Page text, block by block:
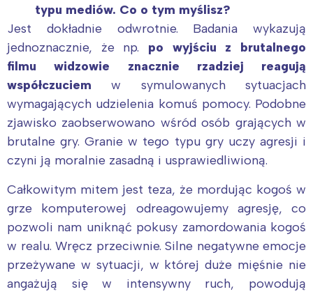
typu mediów. Co o tym myślisz?
Jest dokładnie odwrotnie. Badania wykazują
jednoznacznie, że np. po wyjściu z brutalnego
filmu widzowie znacznie rzadziej reagują
współczuciemw symulowanych sytuacjach
wymagających udzielenia komuś pomocy. Podobne
zjawisko zaobserwowano wśród osób grających w
brutalne gry. Granie w tego typu gry uczy agresji i
czyni ją moralnie zasadną i usprawiedliwioną.
Całkowitym mitem jest teza, że mordując kogoś w
grze komputerowej odreagowujemy agresję, co
pozwoli nam uniknąć pokusy zamordowania kogoś
w realu. Wręcz przeciwnie. Silne negatywne emocje
przeżywane w sytuacji, w której duże mięśnie nie
angażują się w intensywny ruch, powodują